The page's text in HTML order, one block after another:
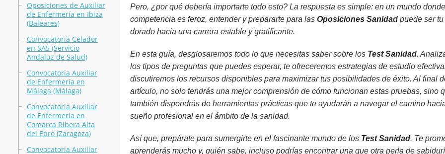
Oposiciones de Auxiliar
de Enfermería en Ibiza
(Baleares)
Convocatoria Celador
en SAS (Servicio
Andaluz de Salud)
Convocatoria Auxiliar
de Enfermería en
Málaga (Málaga)
Convocatoria Auxiliar
de Enfermería en
Comarca Ribera Alta
del Ebro (Zaragoza)
Convocatoria Auxiliar
Pero, ¿por qué debería importarte todo esto? La respuesta es simple: en un mundo
competencia es feroz, entender y prepararte para las Oposiciones Sanidadpuede ser tu
dorado hacia una carrera estable y gratificante.
En esta guía, desglosaremos todo lo que necesitas saber sobre los Test Sanidad.
los tipos de preguntas que puedes esperar, te ofreceremos estrategias de estudio
discutiremos los recursos disponibles para maximizar tus posibilidades de éxito. Al final
artículo, no solo tendrás una mejor comprensión de cómo funcionan estas pruebas, sino
también dispondrás de herramientas prácticas que te ayudarán a navegar el camino
sueño profesional en el ámbito de la sanidad.
Así que, prepárate para sumergirte en el fascinante mundo de los Test Sanidad. Te
aprenderás mucho y, quién sabe, incluso podrías encontrar una que otra perla de